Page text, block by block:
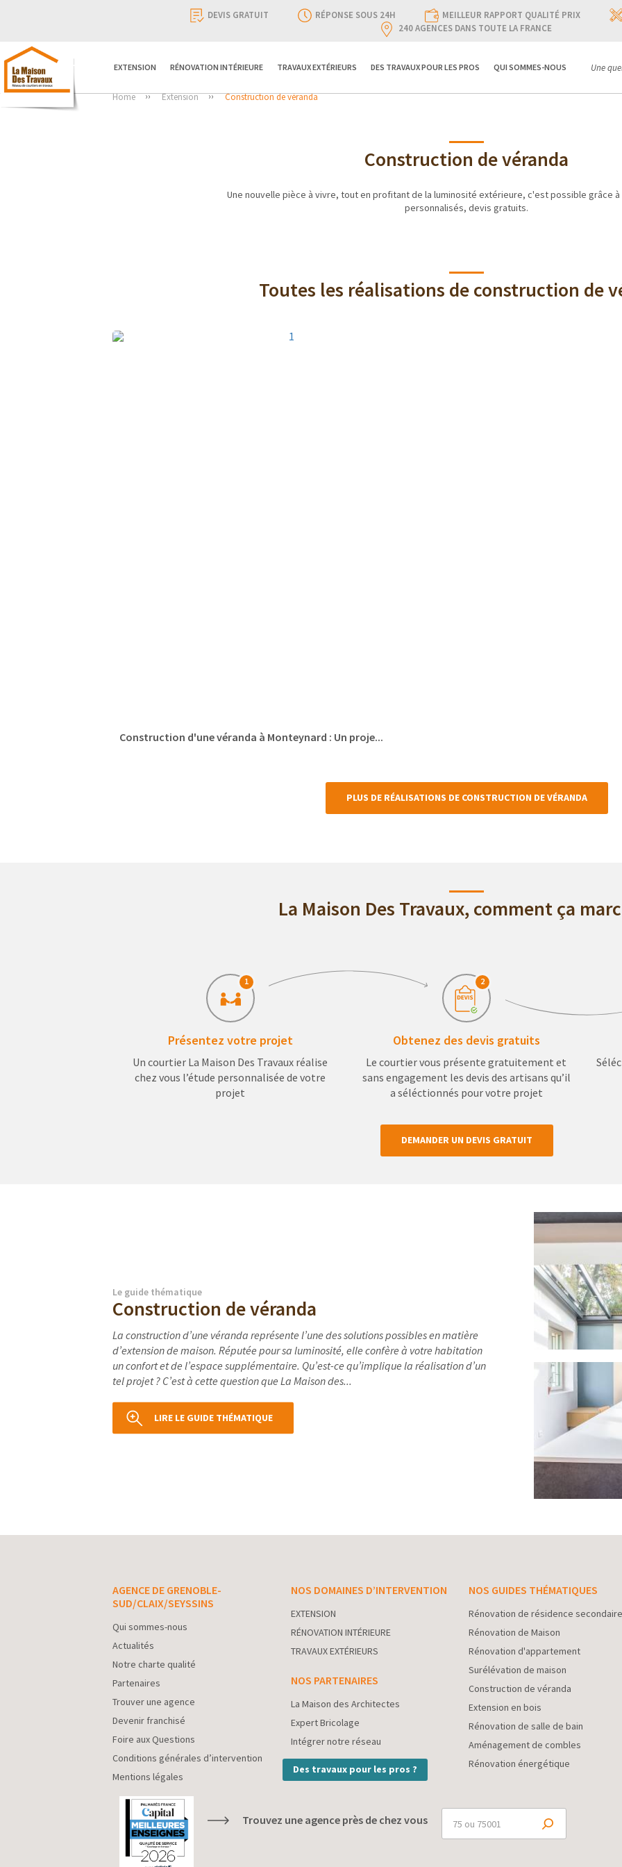
DEVIS GRATUIT RÉPONSE SOUS 24H
MEILLEUR RAPPORT QUALITÉ PRIX
240 AGENCES DANS TOUTE LA FRANCE
EXTENSION RÉNOVATION INTÉRIEURE TRAVAUX EXTÉRIEURS DES TRAVAUX POUR LES PROS QUI SOMMES-NOUS Une
Home Extension Construction de véranda
Construction de véranda
Une nouvelle pièce à vivre, tout en profitant de la luminosité extérieure, c'est possible grâce à
personnalisés, devis gratuits.
Toutes les réalisations de construction de
Construction d'une véranda à Monteynard : Un proje...
PLUS DE RÉALISATIONS DE CONSTRUCTION DE VÉRANDA
La Maison Des Travaux, comment ça
1
Présentez votre projet
Un courtier La Maison Des Travaux réalise
chez vous l’étude personnalisée de votre
projet
2
Obtenez des devis gratuits
Le courtier vous présente gratuitement et
sans engagement les devis des artisans qu’il
a séléctionnés pour votre projet
DEMANDER UN DEVIS GRATUIT
Le guide thématique
Construction de véranda
La construction d’une véranda représente l’une des solutions possibles en matière
d’extension de maison. Réputée pour sa luminosité, elle confère à votre habitation
un confort et de l’espace supplémentaire. Qu’est-ce qu’implique la réalisation d’un
tel projet ? C’est à cette question que La Maison des...
LIRE LE GUIDE THÉMATIQUE
AGENCE DE GRENOBLE-
SUD/CLAIX/SEYSSINS
Qui sommes-nous
Actualités
Notre charte qualité
Partenaires
Trouver une agence
Devenir franchisé
Foire aux Questions
Conditions générales d’intervention
Mentions légales
NOS DOMAINES D’INTERVENTION
EXTENSION
RÉNOVATION INTÉRIEURE
TRAVAUX EXTÉRIEURS
NOS PARTENAIRES
La Maison des Architectes
Expert Bricolage
Intégrer notre réseau
Des travaux pour les pros ?
NOS GUIDES THÉMATIQUES
Rénovation de résidence
Rénovation de Maison
Rénovation d'appartement
Surélévation de maison
Construction de véranda
Extension en bois
Rénovation de salle de bain
Aménagement de combles
Rénovation énergétique
Trouvez une agence près de chez vous